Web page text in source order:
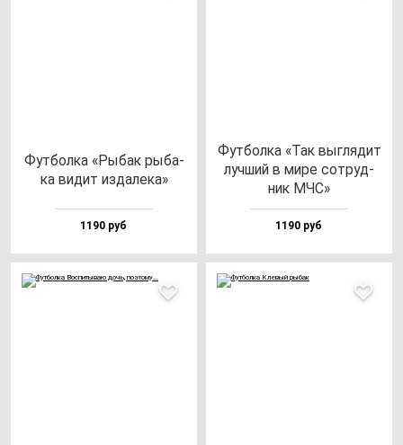
Фут­бол­ка «Рыбак ры­ба­
ка ви­дит из­да­ле­ка»
1190 руб
Фут­бол­ка «Так выг­ля­дит
луч­ший в ми­ре сот­руд­
ник МЧС»
1190 руб